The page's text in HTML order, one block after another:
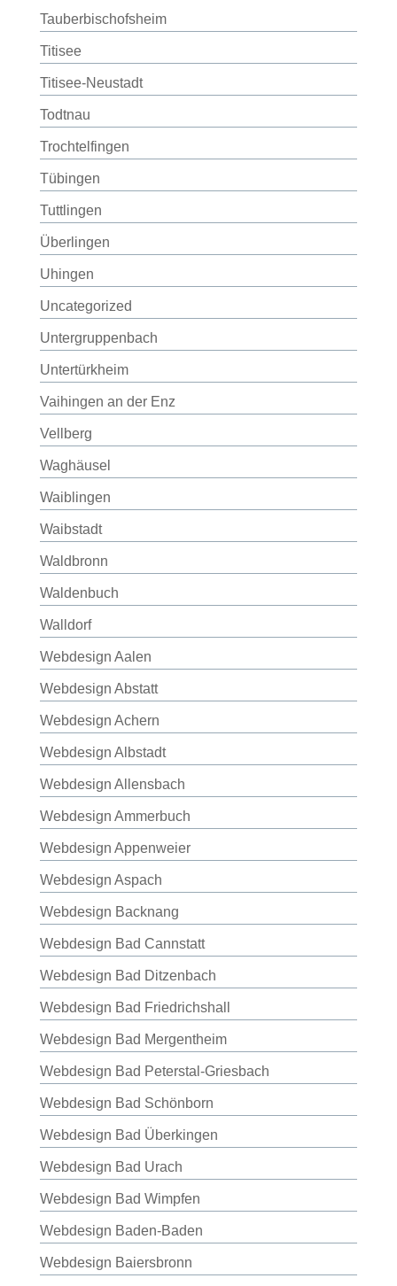
Tauberbischofsheim
Titisee
Titisee-Neustadt
Todtnau
Trochtelfingen
Tübingen
Tuttlingen
Überlingen
Uhingen
Uncategorized
Untergruppenbach
Untertürkheim
Vaihingen an der Enz
Vellberg
Waghäusel
Waiblingen
Waibstadt
Waldbronn
Waldenbuch
Walldorf
Webdesign Aalen
Webdesign Abstatt
Webdesign Achern
Webdesign Albstadt
Webdesign Allensbach
Webdesign Ammerbuch
Webdesign Appenweier
Webdesign Aspach
Webdesign Backnang
Webdesign Bad Cannstatt
Webdesign Bad Ditzenbach
Webdesign Bad Friedrichshall
Webdesign Bad Mergentheim
Webdesign Bad Peterstal-Griesbach
Webdesign Bad Schönborn
Webdesign Bad Überkingen
Webdesign Bad Urach
Webdesign Bad Wimpfen
Webdesign Baden-Baden
Webdesign Baiersbronn